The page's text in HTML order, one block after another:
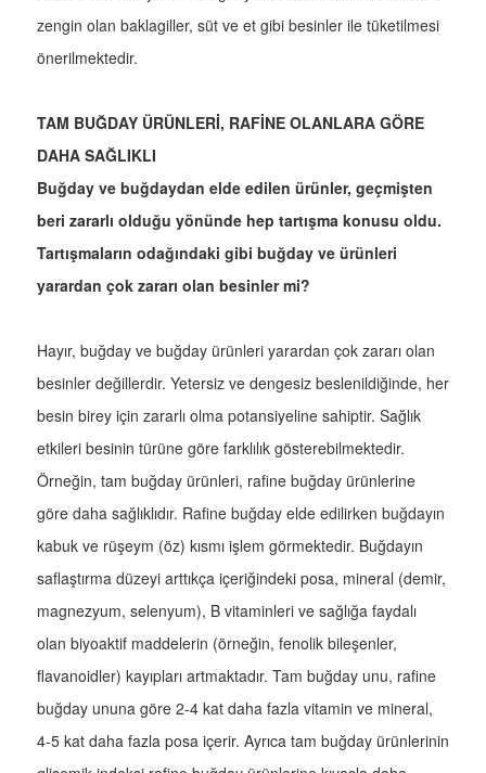
zengin olan baklagiller, süt ve et gibi besinler ile tüketilmesi
önerilmektedir.
TAM BUĞDAY ÜRÜNLERİ, RAFİNE OLANLARA GÖRE
DAHA SAĞLIKLI
Buğday ve buğdaydan elde edilen ürünler, geçmişten
beri zararlı olduğu yönünde hep tartışma konusu oldu.
Tartışmaların odağındaki gibi buğday ve ürünleri
yarardan çok zararı olan besinler mi?
Hayır, buğday ve buğday ürünleri yarardan çok zararı olan
besinler değillerdir. Yetersiz ve dengesiz beslenildiğinde, her
besin birey için zararlı olma potansiyeline sahiptir. Sağlık
etkileri besinin türüne göre farklılık gösterebilmektedir.
Örneğin, tam buğday ürünleri, rafine buğday ürünlerine
göre daha sağlıklıdır. Rafine buğday elde edilirken buğdayın
kabuk ve rüşeym (öz) kısmı işlem görmektedir. Buğdayın
saflaştırma düzeyi arttıkça içeriğindeki posa, mineral (demir,
magnezyum, selenyum), B vitaminleri ve sağlığa faydalı
olan biyoaktif maddelerin (örneğin, fenolik bileşenler,
flavanoidler) kayıpları artmaktadır. Tam buğday unu, rafine
buğday ununa göre 2-4 kat daha fazla vitamin ve mineral,
4-5 kat daha fazla posa içerir. Ayrıca tam buğday ürünlerinin